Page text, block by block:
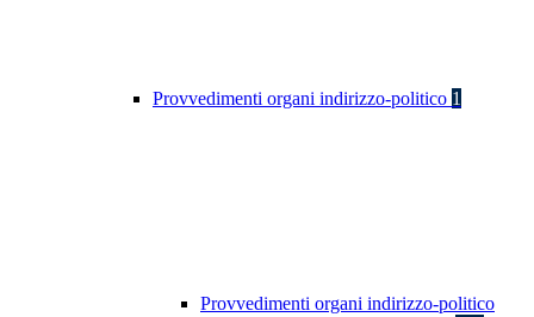
Provvedimenti organi indirizzo-politico 1
Provvedimenti organi indirizzo-politico